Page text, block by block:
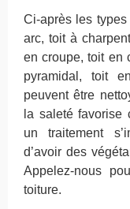
Ci-après les
arc, toit à
en croupe, toit en
pyramidal, toit
peuvent être
la saleté favorise
un traitement
d’avoir des
Appelez-nous
toiture.